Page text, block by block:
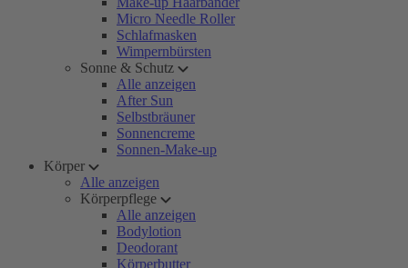
Micro Needle Roller
Schlafmasken
Wimpernbürsten
Sonne & Schutz
Alle anzeigen
After Sun
Selbstbräuner
Sonnencreme
Sonnen-Make-up
Körper
Alle anzeigen
Körperpflege
Alle anzeigen
Bodylotion
Deodorant
Körperbutter